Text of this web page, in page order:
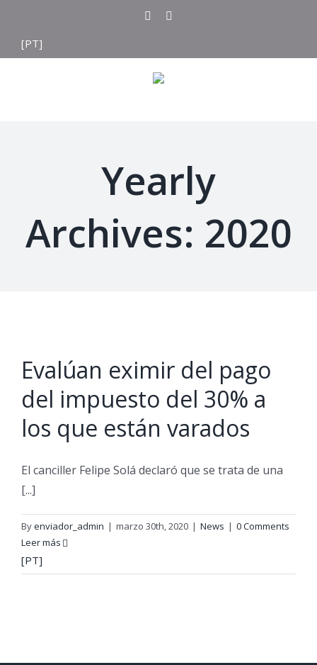
content
twitter
[PT]
Yearly
Archives: 2020
Evalúan eximir del pago
del impuesto del 30% a
los que están varados
El canciller Felipe Solá declaró que se trata de una
[...]
Byenviador_admin | marzo 30th, 2020 | News | 0 Comments
Leer más
[PT]